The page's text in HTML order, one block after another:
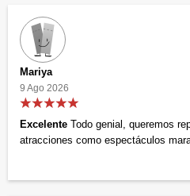
Mariya
9 Ago 2026
Excelente Todo genial, queremos
atracciones como espectáculos